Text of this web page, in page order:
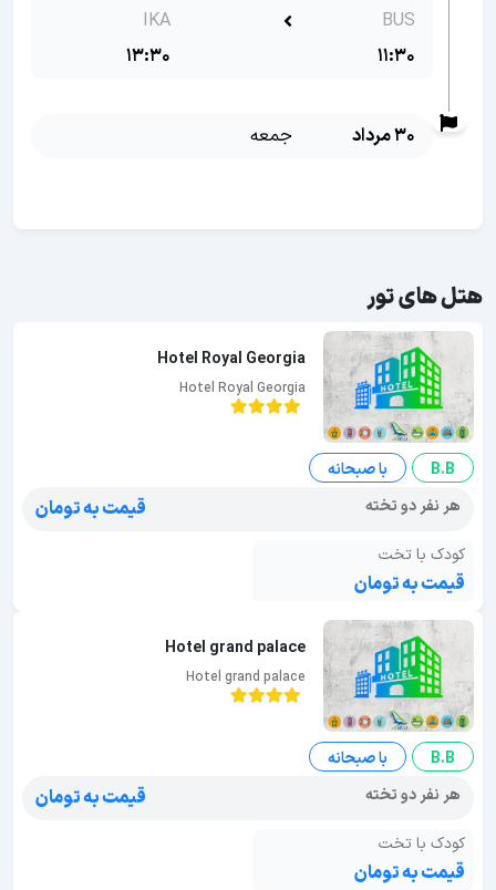
BUS
11:30
IKA
13:30
30 مرداد جمعه
هتل های تور
Hotel Royal Georgia
Hotel Royal Georgia
B.B
با صبحانه
هر نفر دو تخته
قیمت به تومان
کودک با تخت
قیمت به تومان
Hotel grand palace
Hotel grand palace
B.B
با صبحانه
هر نفر دو تخته
قیمت به تومان
کودک با تخت
قیمت به تومان